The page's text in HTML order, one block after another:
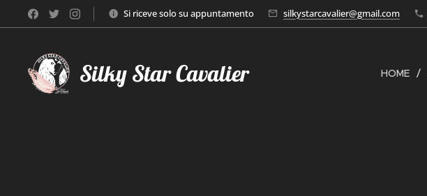
Si riceve solo su appuntamento silkystarcavalier@gmail.com
Silky Star Cavalier HOME